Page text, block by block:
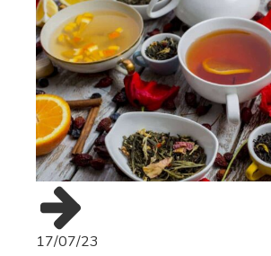
17/07/23